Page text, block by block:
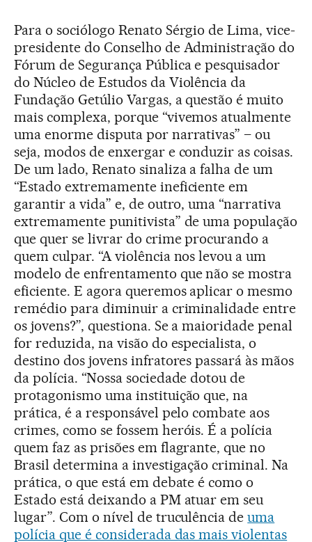
Para o sociólogo Renato Sérgio de Lima, vice-
presidente do Conselho de Administração do
Fórum de Segurança Pública e pesquisador
do Núcleo de Estudos da Violência da
Fundação Getúlio Vargas, a questão é muito
mais complexa, porque “vivemos atualmente
uma enorme disputa por narrativas” – ou
seja, modos de enxergar e conduzir as coisas.
De um lado, Renato sinaliza a falha de um
“Estado extremamente ineficiente em
garantir a vida” e, de outro, uma “narrativa
extremamente punitivista” de uma população
que quer se livrar do crime procurando a
quem culpar. “A violência nos levou a um
modelo de enfrentamento que não se mostra
eficiente. E agora queremos aplicar o mesmo
remédio para diminuir a criminalidade entre
os jovens?”, questiona. Se a maioridade penal
for reduzida, na visão do especialista, o
destino dos jovens infratores passará às mãos
da polícia. “Nossa sociedade dotou de
protagonismo uma instituição que, na
prática, é a responsável pelo combate aos
crimes, como se fossem heróis. É a polícia
quem faz as prisões em flagrante, que no
Brasil determina a investigação criminal. Na
prática, o que está em debate é como o
Estado está deixando a PM atuar em seu
lugar”. Com o nível de truculência deuma
polícia que é considerada das mais violentas